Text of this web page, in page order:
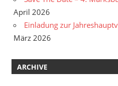
April 2026
Einladung zur
März 2026
ARCHIVE